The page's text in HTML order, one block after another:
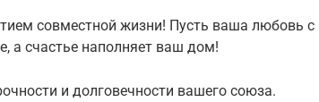
совместной жизни! Пусть ваша любовь с
а счастье наполняет ваш дом!
и долговечности вашего союза.